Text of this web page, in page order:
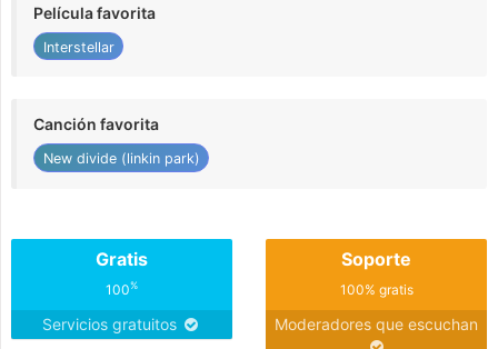
Película favorita
Interstellar
Canción favorita
New divide (linkin park)
Gratis
100%
Servicios gratuitos
Soporte
100% gratis
Moderadores que escuchan